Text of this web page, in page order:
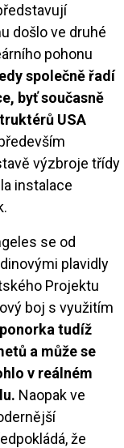
došlo ve druhé
pohonu
společně řadí
byť současně
USA
výzbroje třídy
instalace
se od
plavidly
Projektu
boj s využitím
tudíž
a může se
v reálném
Naopak ve
že